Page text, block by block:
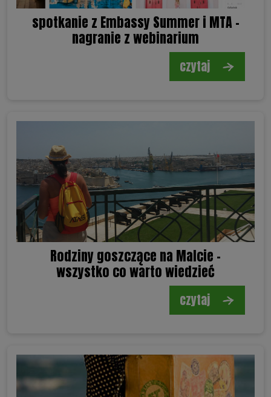
spotkanie z Embassy Summer i MTA -
nagranie z webinarium
czytaj
Rodziny goszczące na Malcie -
wszystko co warto wiedzieć
czytaj